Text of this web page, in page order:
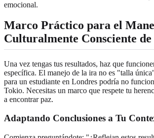
emocional.
Marco Práctico para el
Culturalmente Consciente
Una vez tengas tus resultados, haz que
específica. El manejo de la ira no es "talla
para un estudiante en Londres podría no
Tokio. Necesitas un marco que respete tu
a encontrar paz.
Adaptando Conclusiones a Tu